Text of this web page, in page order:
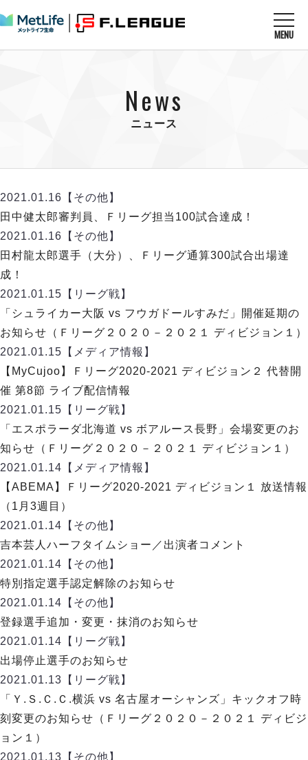
MENU
U-23選抜
クラブ
チケット
メディア情報
フットサル日本代表
MATCHES
順位表
戦績表
警告・退場・出場停止選手
個人ランキング｜ゴール
個人ランキング｜シュート
個人ランキング｜シュート成功率
個人ランキング｜第2PK
メットライフ生命Ｆ２リーグ
試合日程
順位表
戦績表
警告・退場・出場停止選手
個人ランキング｜ゴール
個人ランキング｜シュート
個人ランキング｜シュート成功率
個人ランキング｜第2PK
メットライフ生命Ｆリーグカップ 2026
試合日程・結果
大会概要
アリーナ情報
チケット情報
過去の記録
メットライフ生命Ｆ１リーグ
エスポラーダ北海道
バルドラール浦安
しながわシティ
立川アスレティックFC
ペスカドーラ町田
湘南ベルマーレ
ボアルース長野
名古屋オーシャンズ
シュライカー大阪
ボルクバレット北九州
バサジィ大分
メットライフ生命Ｆ２リーグ
ヴォスクオーレ仙台
マルバ水戸FC
リガーレヴィア葛飾
Y．S．C．C．横浜
ヴィンセドール白山
アグレミーナ浜松
デウソン神戸
ポルセイド浜田
ミラクルスマイル新居浜
チケットを買う
アリーナ情報 ARENA
リーグ概要 ABOUT US
リーグ概要
日本フットサルリーグについて
大会概要
リーグ要項
クラブライセンス関連
アリーナ観戦マナー&ルール
過去の記録 ARCHIVE
過去の試合記録
ディビジョン1 試合記録
ディビジョン2 試合記録
Ｆリーグカップ 試合記録
リーグ統計データ
記念ゴール
ハットトリック
担当審判員
選手の通算記録（Ｆ１）
エスポラーダ北海道
バルドラール浦安
フウガドールすみだ
しながわシティ
立川アスレティックFC
ペスカドーラ町田
プロジェクト PROJECT
ABeam AWARD
DIVISION 01
DIVISION02
News
ニュース
2021.01.16 【その他】
田中健太郎審判員、Ｆリーグ担当100試合達成！
2021.01.16 【その他】
田村龍太郎選手（大分）、Ｆリーグ通算300試合出場達
成！
2021.01.15 【リーグ戦】
「シュライカー大阪 vs フウガドールすみだ」開催延期の
お知らせ（Ｆリーグ２０２０－２０２１ ディビジョン１）
2021.01.15 【メディア情報】
【MyCujoo】Ｆリーグ2020-2021 ディビジョン２ 代替開
催 第8節 ライブ配信情報
2021.01.15 【リーグ戦】
「エスポラーダ北海道 vs ボアルース長野」会場変更のお
知らせ（Ｆリーグ２０２０－２０２１ ディビジョン１）
2021.01.14 【メディア情報】
【ABEMA】Ｆリーグ2020-2021 ディビジョン１ 放送情報
（1月3週目）
2021.01.14 【その他】
吉本芸人ハーフタイムショー／出演者コメント
2021.01.14 【その他】
特別指定選手認定解除のお知らせ
2021.01.14 【その他】
登録選手追加・変更・抹消のお知らせ
2021.01.14 【リーグ戦】
出場停止選手のお知らせ
2021.01.13 【リーグ戦】
「Ｙ.Ｓ.Ｃ.Ｃ.横浜 vs 名古屋オーシャンズ」キックオフ時
刻変更のお知らせ（Ｆリーグ２０２０－２０２１ ディビジ
ョン１）
2021.01.13 【その他】